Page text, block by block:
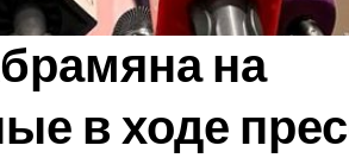
на
в ходе